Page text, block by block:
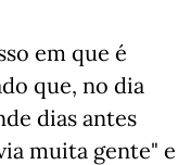
em que é
que, no dia
dias antes
muita gente" e